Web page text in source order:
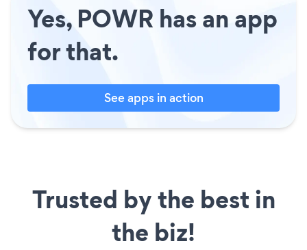
Yes, POWR has an app
for that.
See apps in action
Trusted by the best in
the biz!